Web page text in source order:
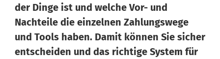
der Dinge ist und welche Vor- und
Nachteile die einzelnen Zahlungswege
und Tools haben. Damit können Sie sicher
entscheiden und das richtige System für
Hallo, ich bin Vero Ihr digitaler Vereinshelfer in Meine
Vereinswelt. Ich gebe Ihnen schnell Antworten aus dem
Wissen von 14 erfahrenen Vereinsexperten. Und falls ich
einmal nicht weiterweiß, können Sie sich jederzeit an
unsere 14 Experten wenden – sie stehen Ihnen persönlich